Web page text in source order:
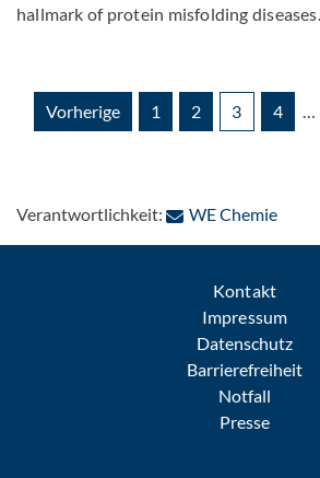
hallmark of protein misfolding
Vorherige 1 2 3 4 …
Verantwortlichkeit: WE Chemie: Per
Kontakt
Impressum
Datenschutz
Barrierefreiheit
Notfall
Presse